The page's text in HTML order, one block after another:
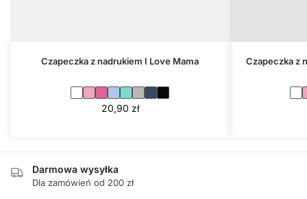
Czapeczka z nadrukiem I Love Mama
20,90 zł
Czapeczka z
Darmowa wysyłka
Dla zamówień od 200 zł